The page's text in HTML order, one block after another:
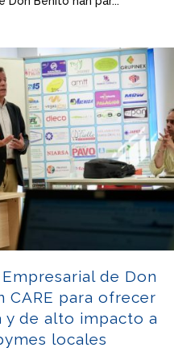
de Don
CARE para ofrecer
de alto impacto a
locales